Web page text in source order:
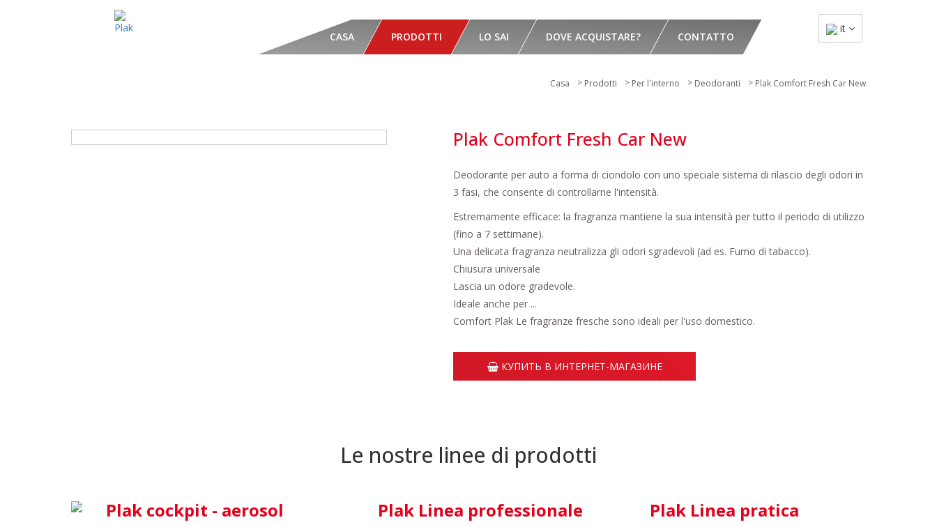
CASA PRODOTTI LO SAI DOVE ACQUISTARE? CONTATTO
it
Casa > Prodotti > Per l'interno > Deodoranti > Plak Comfort Fresh Car New
Plak Comfort Fresh Car New
Deodorante per auto a forma di ciondolo con uno speciale sistema di rilascio degli odori in
3 fasi, che consente di controllarne l'intensità.
Estremamente efficace: la fragranza mantiene la sua intensità per tutto il periodo di utilizzo
(fino a 7 settimane).
Una delicata fragranza neutralizza gli odori sgradevoli (ad es. Fumo di tabacco).
Chiusura universale
Lascia un odore gradevole.
Ideale anche per ...
Comfort Plak Le fragranze fresche sono ideali per l'uso domestico.
КУПИТЬ В ИНТЕРНЕТ-МАГАЗИНЕ
Le nostre linee di prodotti
Plak cockpit - aerosol Plak Linea professionale Plak Linea pratica